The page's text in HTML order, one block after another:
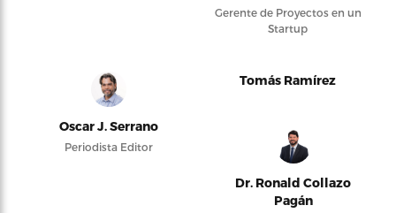
Gerente de Proyectos en un
Startup
Oscar J. Serrano
Periodista Editor
Tomás Ramírez
Dr. Ronald Collazo
Pagán